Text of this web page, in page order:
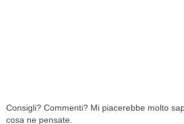
Consigli? Commenti? Mi piacerebbe molto
cosa ne pensate.